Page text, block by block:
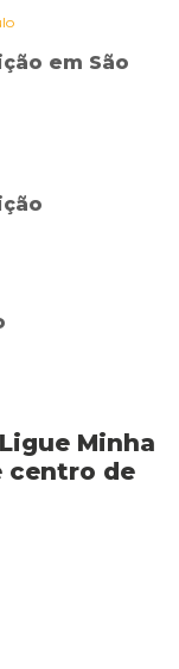
em São
Minha
centro de